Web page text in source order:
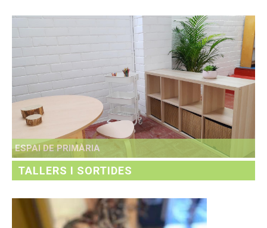
ESPAI DE PRIMÀRIA
TALLERS I SORTIDES